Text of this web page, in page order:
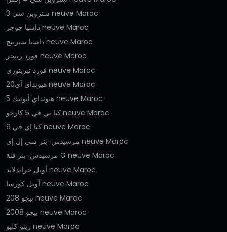
ستروين سي 3 neuve Maroc
داسيا جوجر neuve Maroc
داسيا سبرينج neuve Maroc
فورد رينجر neuve Maroc
فورد تيريتوري neuve Maroc
هيونداي آي20 neuve Maroc
هيونداي أيونيك 5 neuve Maroc
كيا بي في 5 كارجو neuve Maroc
كيا إي في 9 neuve Maroc
مرسيدس-بنز سي إل إي neuve Maroc
مرسيدس-بنز فئة G neuve Maroc
أوبل جراندلاند neuve Maroc
أوبل كورسا neuve Maroc
بيجو 208 neuve Maroc
بيجو 2008 neuve Maroc
رينو كليو neuve Maroc